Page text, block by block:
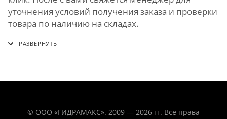
уточнения условий получения заказа и проверки
товара по наличию на складах.
© ООО «ГИДРАМАКС». 2009 — 2026 гг. Все права